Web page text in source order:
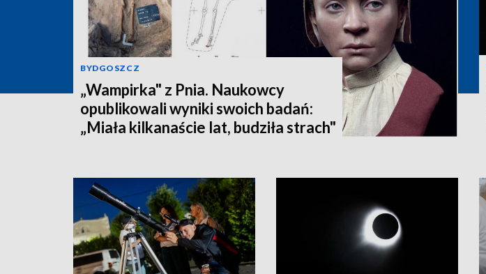
BYDGOSZCZ
„Wampirka" z Pnia. Naukowcy
opublikowali wyniki swoich badań:
„Miała kilkanaście lat, budziła strach"